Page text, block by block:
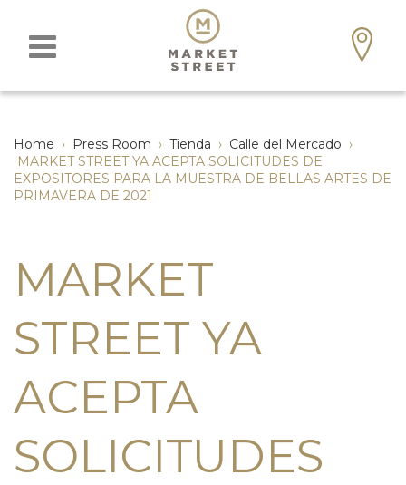
Home › Press Room › Tienda › Calle del Mercado ›
MARKET STREET YA ACEPTA SOLICITUDES DE
EXPOSITORES PARA LA MUESTRA DE BELLAS ARTES DE
PRIMAVERA DE 2021
MARKET
STREET YA
ACEPTA
SOLICITUDES